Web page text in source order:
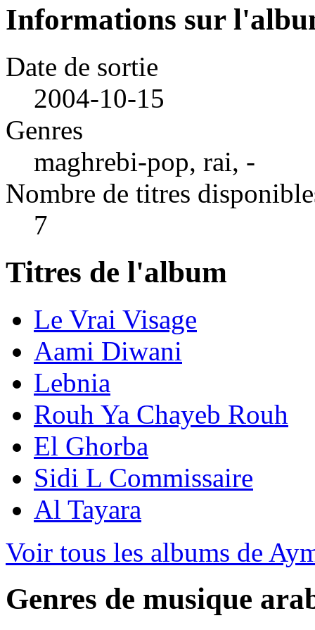
Informations sur
Date de sortie
2004-10-15
Genres
maghrebi-pop, rai, -
Nombre de titres
7
Titres de l'album
Le Vrai Visage
Aami Diwani
Lebnia
Rouh Ya Chayeb Rouh
El Ghorba
Sidi L Commissaire
Al Tayara
Voir tous les albums de
Genres de musique